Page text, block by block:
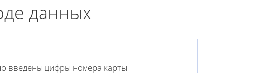
данных
введены цифры номера карты